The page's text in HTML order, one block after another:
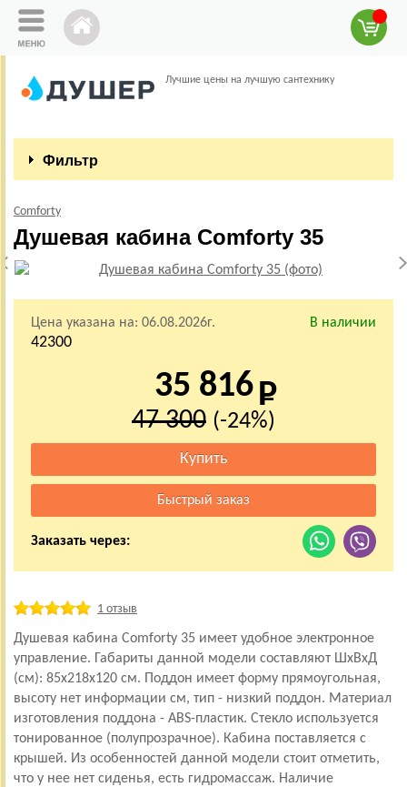
Лучшие цены на лучшую сантехнику
Фильтр
Comforty
Душевая кабина Comforty 35
Цена указана на: 06.08.2026г. В наличии
42300
35 816
47 300 (-24%)
Заказать через:
1 отзыв
Душевая кабина Comforty 35 имеет удобное электронное
управление. Габариты данной модели составляют ШхВхД
(см): 85x218x120 см. Поддон имеет форму прямоугольная,
высоту нет информации см, тип - низкий поддон. Материал
изготовления поддона - ABS-пластик. Стекло используется
тонированное (полупрозрачное). Кабина поставляется с
крышей. Из особенностей данной модели стоит отметить,
что у нее нет сиденья, есть гидромассаж. Наличие